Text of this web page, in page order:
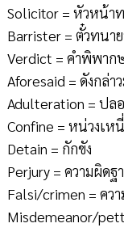
Solicitor = หัวหน้า
Barrister = ตั๋วทนา
Verdict = คำพิพาก
Aforesaid = ดังกล่
Adulteration = ปล
Confine = หน่วงเห
Detain = กักขัง
Perjury = ความผิดฐ
Falsi/crimen = คว
Misdemeanor/